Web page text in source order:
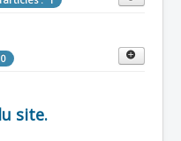
d'articles : 9
l'estafette !
: 3
: 0
site.